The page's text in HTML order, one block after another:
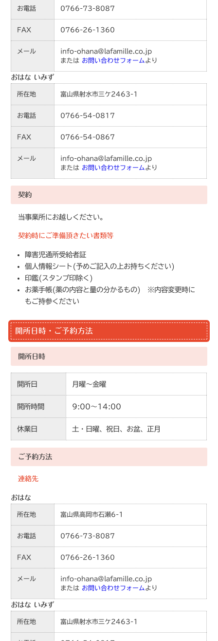
お電話 0766-73-8087
FAX 0766-26-1360
メール
info-ohana@lafamille.co.jp
または お問い合わせフォームより
おはな いみず
所在地 富山県射水市三ケ2463-1
お電話 0766-54-0817
FAX 0766-54-0867
メール
info-ohana@lafamille.co.jp
または お問い合わせフォームより
契約
当事業所にお越しください。
契約時にご準備頂きたい書類等
障害児通所受給者証
個人情報シート(予めご記入の上お持ちください)
印鑑(スタンプ印除く)
お薬手帳(薬の内容と量の分かるもの) ※内容変更時に
もご持参ください
開所日時・ご予約方法
開所日時
開所日 月曜～金曜
開所時間 9:00～14:00
休業日 土・日曜、祝日、お盆、正月
ご予約方法
連絡先
おはな
所在地 富山県高岡市石瀬6-1
お電話 0766-73-8087
FAX 0766-26-1360
メール
info-ohana@lafamille.co.jp
または お問い合わせフォームより
おはな いみず
所在地 富山県射水市三ケ2463-1